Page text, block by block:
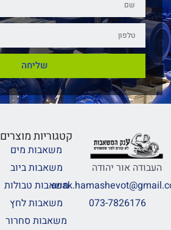
שליחה
העבודה אור יהודה
073-7826176
קטגוריות מוצרים
משאבות מים
משאבות ביוב
משאבות טבולות
משאבות לחץ
משאבות סחרור